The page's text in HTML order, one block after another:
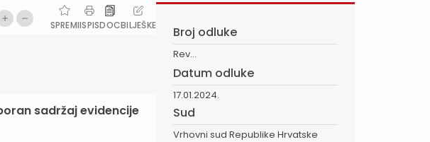
SPREMIISPISDOCBILJEŠKE
sadržaj evidencije
Broj odluke
Rev...
Datum odluke
17.01.2024.
Sud
Vrhovni sud Republike Hrvatske